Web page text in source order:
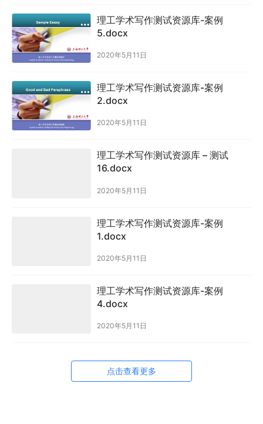
理工学术写作测试资源库-案例
5.docx
2020年5月11日
理工学术写作测试资源库-案例
2.docx
2020年5月11日
理工学术写作测试资源库 – 测试
16.docx
2020年5月11日
理工学术写作测试资源库-案例
1.docx
2020年5月11日
理工学术写作测试资源库-案例
4.docx
2020年5月11日
点击查看更多